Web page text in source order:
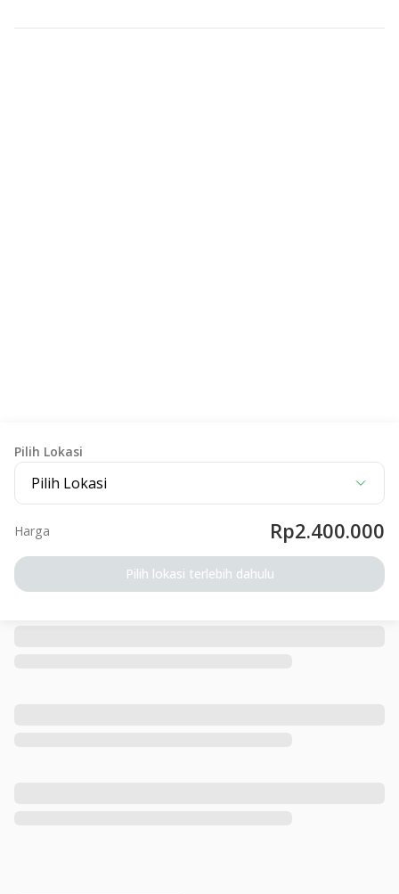
Pilih Lokasi
Pilih Lokasi
Harga Rp2.400.000
Pilih lokasi terlebih dahulu